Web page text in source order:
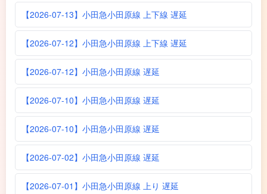
【2026-07-13】小田急小田原線 上下線 遅延
【2026-07-12】小田急小田原線 上下線 遅延
【2026-07-12】小田急小田原線 遅延
【2026-07-10】小田急小田原線 遅延
【2026-07-10】小田急小田原線 遅延
【2026-07-02】小田急小田原線 遅延
【2026-07-01】小田急小田原線 上り 遅延